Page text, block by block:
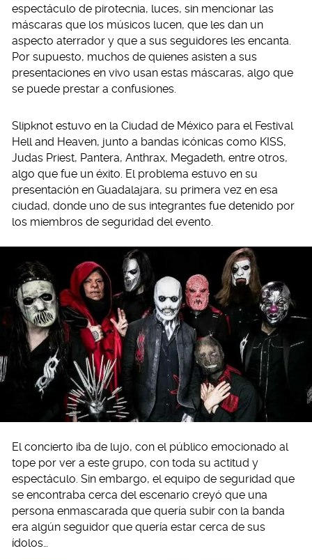
espectáculo de pirotecnia, luces, sin mencionar las
máscaras que los músicos lucen, que les dan un
aspecto aterrador y que a sus seguidores les encanta.
Por supuesto, muchos de quienes asisten a sus
presentaciones en vivo usan estas máscaras, algo que
se puede prestar a confusiones.
Slipknot estuvo en la Ciudad de México para el Festival
Hell and Heaven, junto a bandas icónicas como KISS,
Judas Priest, Pantera, Anthrax, Megadeth, entre otros,
algo que fue un éxito. El problema estuvo en su
presentación en Guadalajara, su primera vez en esa
ciudad, donde uno de sus integrantes fue detenido por
los miembros de seguridad del evento.
El concierto iba de lujo, con el público emocionado al
tope por ver a este grupo, con toda su actitud y
espectáculo. Sin embargo, el equipo de seguridad que
se encontraba cerca del escenario creyó que una
persona enmascarada que quería subir con la banda
era algún seguidor que quería estar cerca de sus
ídolos…